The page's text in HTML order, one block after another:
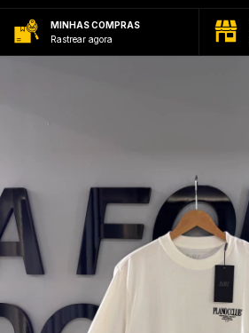
MINHAS COMPRAS
Rastrear agora